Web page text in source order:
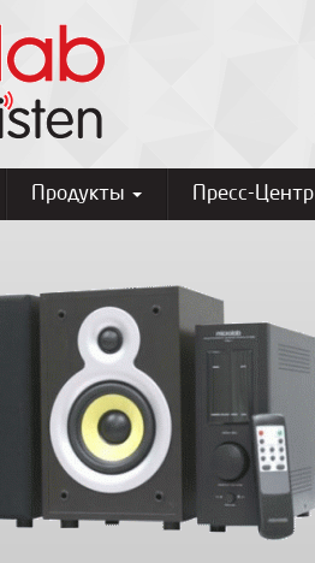
Продукты Пресс-Центр